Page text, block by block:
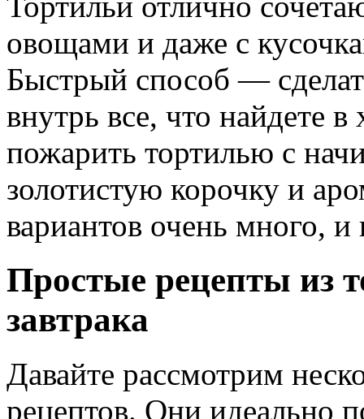
овощами и даже с
Быстрый способ —
внутрь все, что найдете
пожарить тортилью с
золотистую корочку и
вариантов очень много,
Простые рецепты из
завтрака
Давайте рассмотрим
рецептов. Они идеально